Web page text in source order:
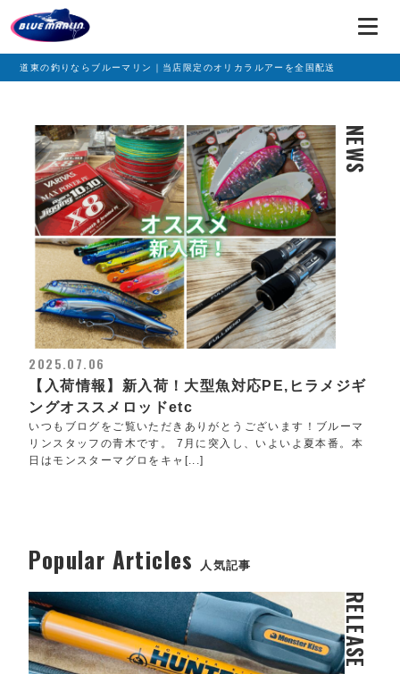
道東の釣りならブルーマリン｜当店限定のオリカラルアーを全国配送
NEWS
2025.07.06
【入荷情報】新入荷！大型魚対応PE,ヒラメジギ
ングオススメロッドetc
いつもブログをご覧いただきありがとうございます！ブルーマ
リンスタッフの青木です。 7月に突入し、いよいよ夏本番。本
日はモンスターマグロをキャ[...]
Popular Articles 人気記事
RELEASE